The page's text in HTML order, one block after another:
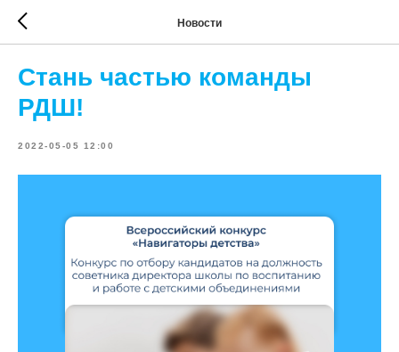
Новости
Стань частью команды
РДШ!
2022-05-05 12:00